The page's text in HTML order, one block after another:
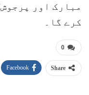
مبارک اور
کرے گا۔
0
Share
Facebook